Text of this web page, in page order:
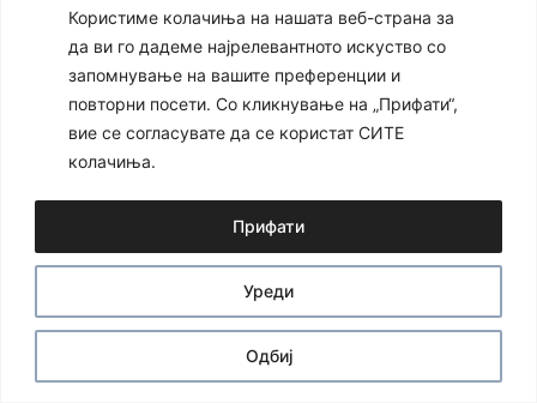
Користиме колачиња на нашата веб-страна за
да ви го дадеме најрелевантното искуство со
запомнување на вашите преференции и
повторни посети. Со кликнување на „Прифати“,
вие се согласувате да се користат СИТЕ
колачиња.
Уреди
Одбиј
Прифати
Ⓒ 2024 – Сите права се задржани Developed by: